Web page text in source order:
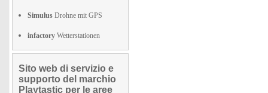
Simulus Drohne mit GPS
infactory Wetterstationen
Sito web di servizio e
supporto del marchio
Playtastic per le aree